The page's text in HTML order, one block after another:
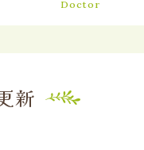
Doctor
新